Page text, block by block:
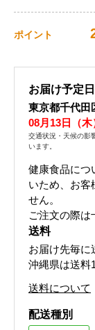
ポイント
お届け予定日
東京都千代田
08月13日（木
交通状況・天候の影
います。
健康食品につ
いため、お客
せん。
ご注文の際は
送料
お届け先毎に
沖縄県は送料
送料について
配送種別